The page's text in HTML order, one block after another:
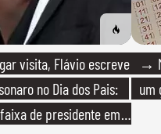
visita, Flávio escreve
no Dia dos Pais:
de presidente em
→
um